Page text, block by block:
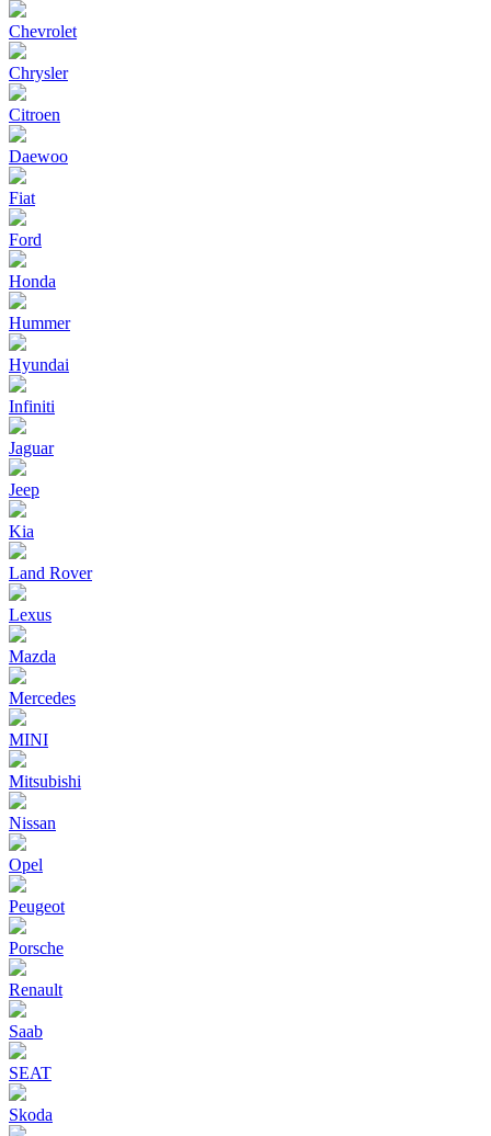
Chevrolet
Chrysler
Citroen
Daewoo
Fiat
Ford
Honda
Hummer
Hyundai
Infiniti
Jaguar
Jeep
Kia
Land Rover
Lexus
Mazda
Mercedes
MINI
Mitsubishi
Nissan
Opel
Peugeot
Porsche
Renault
Saab
SEAT
Skoda